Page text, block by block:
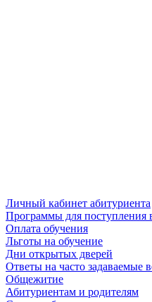
Личный кабинет абитуриента
Программы для
Оплата обучения
Льготы на обучение
Дни открытых дверей
Ответы на часто задаваемые
Общежитие
Абитуриентам и родителям